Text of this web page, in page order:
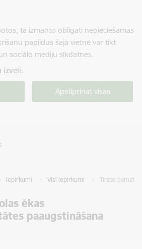
tā izmanto obligāti nepieciešamās
papildus šajā vietnē var tikt
sociālo mediju sīkdatnes.
izvēli:
Apstiprināt visas
Iepirkumi Visi iepirkumi Tirzas
ēkas
paaugstināšana